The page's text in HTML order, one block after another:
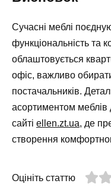
Сучасні меблі
функціональність та
облаштовується
офіс, важливо
постачальників.
асортиментом меблів
сайті ellen.zt.ua, де
створення
Оцініть статтю